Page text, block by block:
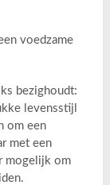
voedzame
bezighoudt:
levensstijl
om een
met een
mogelijk om